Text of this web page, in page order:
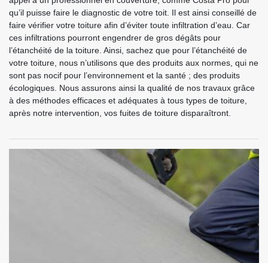
qu’il puisse faire le diagnostic de votre toit. Il est ainsi conseillé de
faire vérifier votre toiture afin d’éviter toute infiltration d’eau. Car
ces infiltrations pourront engendrer de gros dégâts pour
l’étanchéité de la toiture. Ainsi, sachez que pour l’étanchéité de
votre toiture, nous n’utilisons que des produits aux normes, qui ne
sont pas nocif pour l’environnement et la santé ; des produits
écologiques. Nous assurons ainsi la qualité de nos travaux grâce
à des méthodes efficaces et adéquates à tous types de toiture,
après notre intervention, vos fuites de toiture disparaîtront.